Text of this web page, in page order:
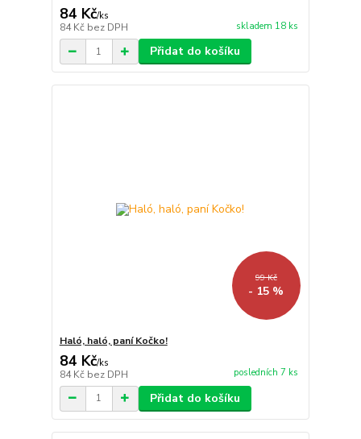
84 Kč/ks
84 Kč bez DPH skladem 18 ks
Přidat do košíku
99 Kč
- 15 %
Haló, haló, paní Kočko!
84 Kč/ks
84 Kč bez DPH posledních 7 ks
Přidat do košíku